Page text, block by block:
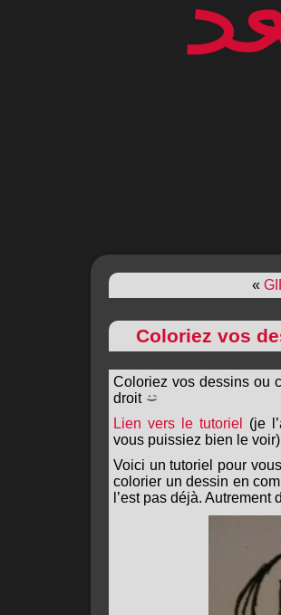
«
Coloriez vos
Coloriez vos dessins ou
droit
Lien vers le tutoriel
(je
vous puissiez bien le voir)
Voici un tutoriel pour
colorier un dessin en
l’est pas déjà. Autrement